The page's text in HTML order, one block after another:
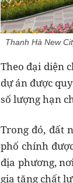
Thanh Hà New
Theo đại diện
dự án được
số lượng hạn
Trong đó, đất
phố chính
địa phương,
gia tăng chất